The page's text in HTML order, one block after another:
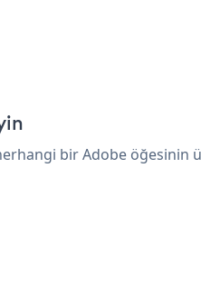
bir Adobe öğesinin